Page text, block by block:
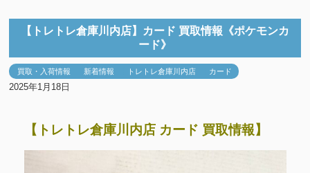
【トレトレ倉庫川内店】カード 買取情報《ポケモンカ
ード》
買取・入荷情報 新着情報 トレトレ倉庫川内店 カード
2025年1月18日
【トレトレ倉庫川内店 カード 買取情報】